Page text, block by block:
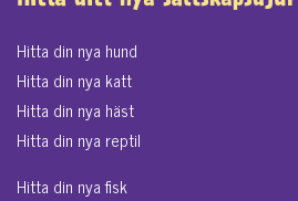
Hitta din nya hund
Hitta din nya katt
Hitta din nya häst
Hitta din nya reptil
Hitta din nya fisk